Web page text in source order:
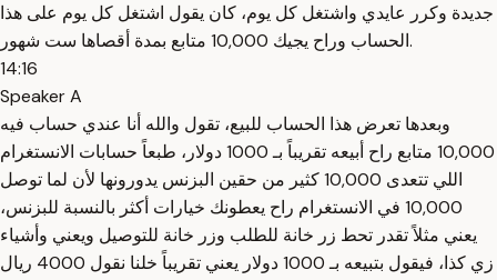
جديدة وكرر عايدي واشتغل كل يوم، كان يقول اشتغل كل يوم على هذا
الحساب وراح يجيك 10,000 متابع بمدة أقصاها ست شهور.
14:16
Speaker A
وبعدها تعرض هذا الحساب للبيع، تقول والله أنا عندي حساب فيه
10,000 متابع راح أبيعه تقريباً بـ 1000 دولار، طبعاً حسابات الانستغرام
اللي تتعدى 10,000 كثير من حقين البزنس يدورونها لأن لما توصل
10,000 في الانستغرام راح يعطونك خيارات أكثر بالنسبة للبزنس،
يعني مثلاً تقدر تحط زر خانة للطلب وزر خانة للتوصيل ويعني وأشياء
زي كذا، فيقول بتبيعه بـ 1000 دولار يعني تقريباً خلنا نقول 4000 ريال